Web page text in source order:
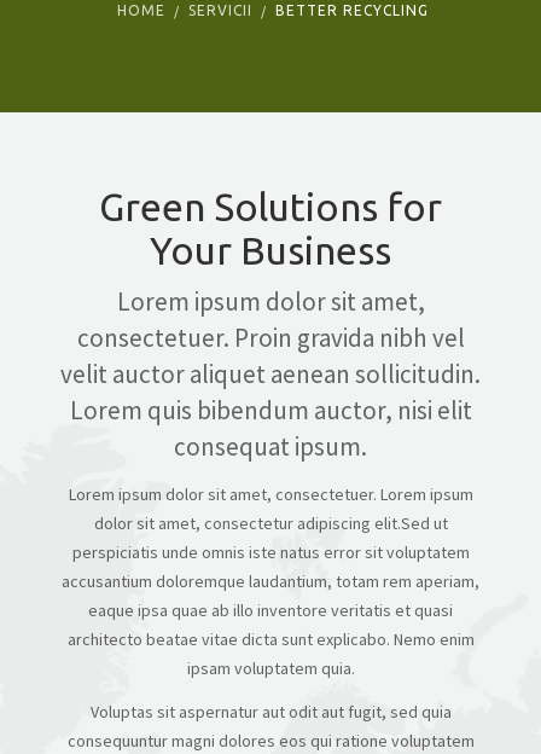
GET A QUOTE
HOME SERVICII BETTER RECYCLING
Green Solutions for
Your Business
Lorem ipsum dolor sit amet,
consectetuer. Proin gravida nibh vel
velit auctor aliquet aenean sollicitudin.
Lorem quis bibendum auctor, nisi elit
consequat ipsum.
Lorem ipsum dolor sit amet, consectetuer. Lorem ipsum
dolor sit amet, consectetur adipiscing elit.Sed ut
perspiciatis unde omnis iste natus error sit voluptatem
accusantium doloremque laudantium, totam rem aperiam,
eaque ipsa quae ab illo inventore veritatis et quasi
architecto beatae vitae dicta sunt explicabo. Nemo enim
ipsam voluptatem quia.
Voluptas sit aspernatur aut odit aut fugit, sed quia
consequuntur magni dolores eos qui ratione voluptatem